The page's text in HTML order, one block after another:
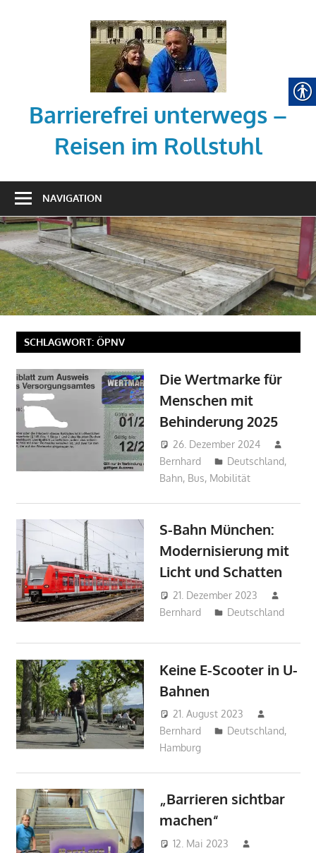
Barrierefrei unterwegs –
Reisen im Rollstuhl
zum
Reisen
mit
dem
Rollstuhl
NAVIGATION
SCHLAGWORT: ÖPNV
Die Wertmarke für
Menschen mit
Behinderung 2025
26. Dezember 2024
Bernhard
Deutschland,
Bahn, Bus, Mobilität
S-Bahn München:
Modernisierung mit
Licht und Schatten
21. Dezember 2023
Bernhard
Deutschland
Keine E-Scooter in U-
Bahnen
21. August 2023
Bernhard
Deutschland,
Hamburg
„Barrieren sichtbar
machen“
12. Mai 2023